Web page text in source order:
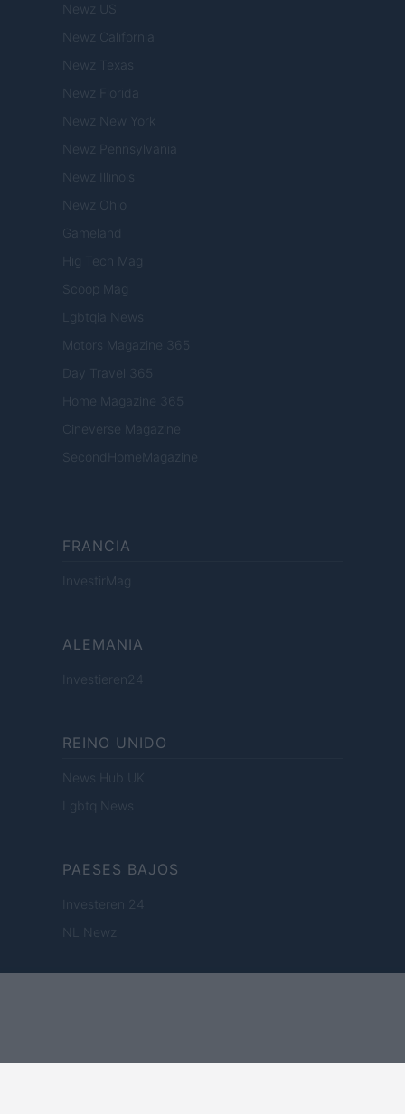
Newz US
Newz California
Newz Texas
Newz Florida
Newz New York
Newz Pennsylvania
Newz Illinois
Newz Ohio
Gameland
Hig Tech Mag
Scoop Mag
Lgbtqia News
Motors Magazine 365
Day Travel 365
Home Magazine 365
Cineverse Magazine
SecondHomeMagazine
FRANCIA
InvestirMag
ALEMANIA
Investieren24
REINO UNIDO
News Hub UK
Lgbtq News
PAESES BAJOS
Investeren 24
NL Newz